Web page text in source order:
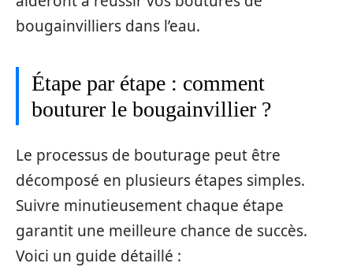
bougainvilliers dans l’eau.
Étape par étape : comment
bouturer le bougainvillier ?
Le processus de bouturage peut être
décomposé en plusieurs étapes simples.
Suivre minutieusement chaque étape
garantit une meilleure chance de succès.
Voici un guide détaillé :